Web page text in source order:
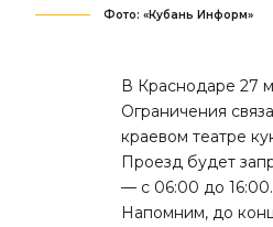
Фото: «Кубань Информ»
В Краснодаре 27
Ограничения
краевом театре
Проезд будет
— с 06:00 до
Напомним, до